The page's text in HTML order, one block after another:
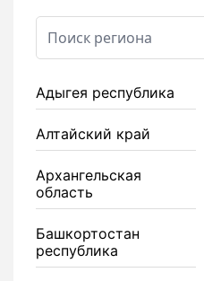
Адыгея республика
Алтайский край
Архангельская
область
Башкортостан
республика